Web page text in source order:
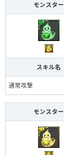
モンスター
スキル名
通常攻撃
モンスター